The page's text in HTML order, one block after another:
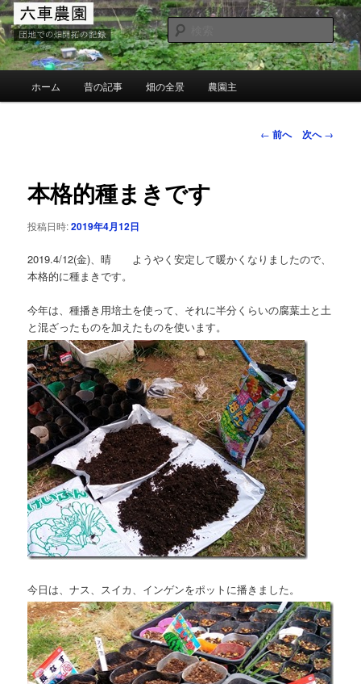
メ
イ
ン
コ
MG六車農園
団地での畑の開墾と野菜作り
検
索
ホーム 昔の記事 畑の全景 農園主
投
ン
← 前へ 次へ→
本格的種まきです
投稿日時:2019年4月12日
2019.4/12(金)、晴 ようやく安定して暖かくなりましたので、
本格的に種まきです。
今年は、種播き用培土を使って、それに半分くらいの腐葉土と土
と混ざったものを加えたものを使います。
今日は、ナス、スイカ、インゲンをポットに播きました。